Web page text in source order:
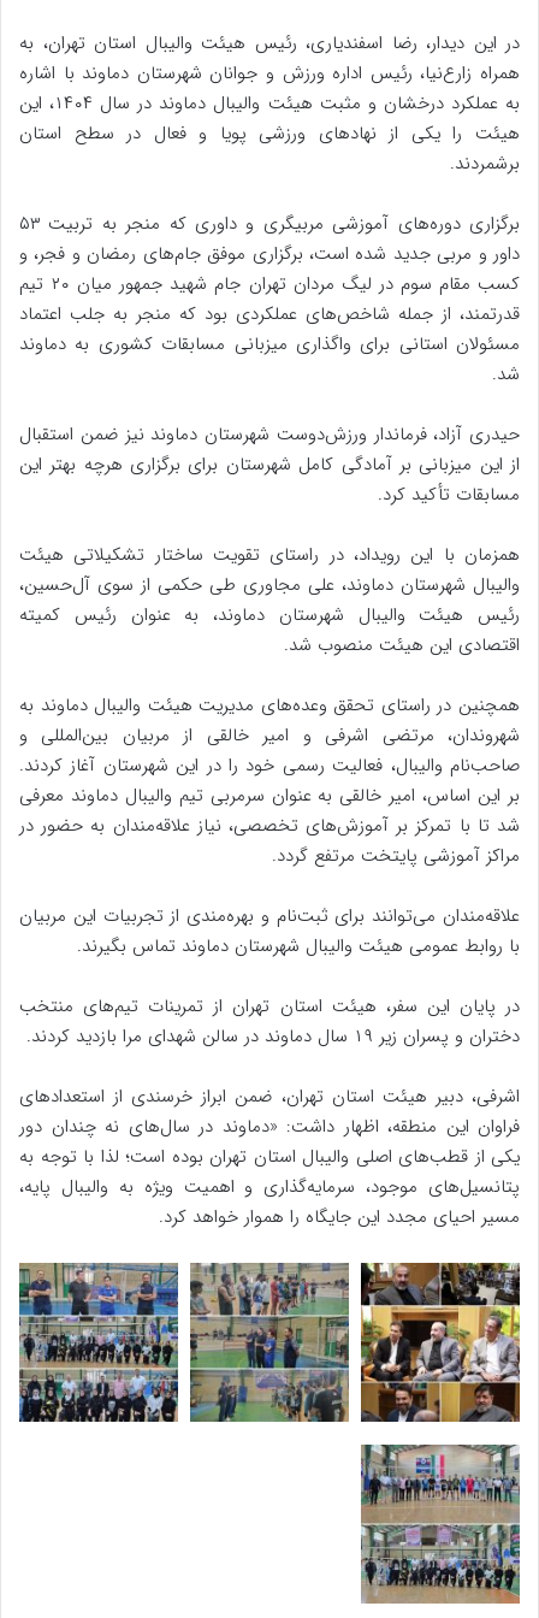
در این دیدار، رضا اسفندیاری، رئیس هیئت والیبال استان تهران، به
همراه زارع‌نیا، رئیس اداره ورزش و جوانان شهرستان دماوند با اشاره
به عملکرد درخشان و مثبت هیئت والیبال دماوند در سال ۱۴۰۴، این
هیئت را یکی از نهادهای ورزشی پویا و فعال در سطح استان
برشمردند.
برگزاری دوره‌های آموزشی مربیگری و داوری که منجر به تربیت ۵۳
داور و مربی جدید شده است، برگزاری موفق جام‌های رمضان و فجر، و
کسب مقام سوم در لیگ مردان تهران جام شهید جمهور میان ۲۰ تیم
قدرتمند، از جمله شاخص‌های عملکردی بود که منجر به جلب اعتماد
مسئولان استانی برای واگذاری میزبانی مسابقات کشوری به دماوند
شد.
حیدری آزاد، فرماندار ورزش‌دوست شهرستان دماوند نیز ضمن استقبال
از این میزبانی بر آمادگی کامل شهرستان برای برگزاری هرچه بهتر این
مسابقات تأکید کرد.
همزمان با این رویداد، در راستای تقویت ساختار تشکیلاتی هیئت
والیبال شهرستان دماوند، علی مجاوری طی حکمی از سوی آل‌حسین،
رئیس هیئت والیبال شهرستان دماوند، به عنوان رئیس کمیته
اقتصادی این هیئت منصوب شد.
همچنین در راستای تحقق وعده‌های مدیریت هیئت والیبال دماوند به
شهروندان، مرتضی اشرفی و امیر خالقی از مربیان بین‌المللی و
صاحب‌نام والیبال، فعالیت رسمی خود را در این شهرستان آغاز کردند.
بر این اساس، امیر خالقی به عنوان سرمربی تیم والیبال دماوند معرفی
شد تا با تمرکز بر آموزش‌های تخصصی، نیاز علاقه‌مندان به حضور در
مراکز آموزشی پایتخت مرتفع گردد.
علاقه‌مندان می‌توانند برای ثبت‌نام و بهره‌مندی از تجربیات این مربیان
با روابط عمومی هیئت والیبال شهرستان دماوند تماس بگیرند.
در پایان این سفر، هیئت استان تهران از تمرینات تیم‌های منتخب
دختران و پسران زیر ۱۹ سال دماوند در سالن شهدای مرا بازدید کردند.
اشرفی، دبیر هیئت استان تهران، ضمن ابراز خرسندی از استعدادهای
فراوان این منطقه، اظهار داشت: «دماوند در سال‌های نه چندان دور
یکی از قطب‌های اصلی والیبال استان تهران بوده است؛ لذا با توجه به
پتانسیل‌های موجود، سرمایه‌گذاری و اهمیت ویژه به والیبال پایه،
مسیر احیای مجدد این جایگاه را هموار خواهد کرد.